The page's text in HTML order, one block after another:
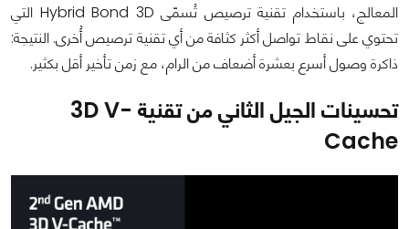
المعالج، باستخدام تقنية ترصيص تُسمّى Hybrid Bond 3D التي
تحتوي على نقاط تواصل أكثر كثافة من أي تقنية ترصيص أُخرى. النتيجة:
ذاكرة وصول أسرع بعشرة أضعاف من الرام، مع زمن تأخير أقل بكثير.
تحسينات الجيل الثاني من تقنية 3D V-
Cache